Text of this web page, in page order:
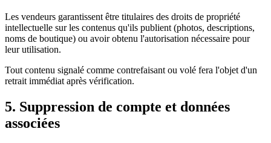
Les vendeurs garantissent être titulaires des droits de propriété
intellectuelle sur les contenus qu'ils publient (photos, descriptions,
noms de boutique) ou avoir obtenu l'autorisation nécessaire pour
leur utilisation.
Tout contenu signalé comme contrefaisant ou volé fera l'objet d'un
retrait immédiat après vérification.
5. Suppression de compte et données
associées